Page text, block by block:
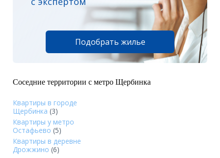
Подобрать жилье
Соседние территории с метро Щербинка
Квартиры в городе
Щербинка (3)
Квартиры у метро
Остафьево (5)
Квартиры в деревне
Дрожжино (6)